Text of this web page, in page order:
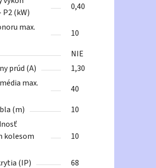
(kW)
0,40
max.
10
NIE
prúd (A)
1,30
max.
40
(m)
10
kolesom
10
(IP) 68